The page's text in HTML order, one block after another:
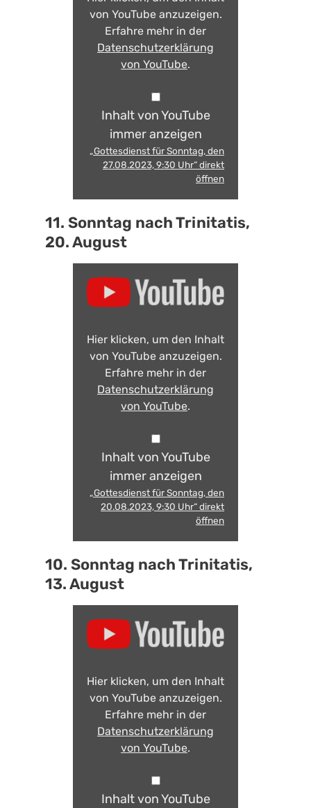
von YouTube anzuzeigen.
Erfahre mehr in der
Datenschutzerklärung
von YouTube.
Inhalt von YouTube
immer anzeigen
„Gottesdienst für Sonntag, den
27.08.2023, 9:30 Uhr“ direkt
öffnen
11. Sonntag nach Trinitatis,
20. August
Hier klicken, um den Inhalt
von YouTube anzuzeigen.
Erfahre mehr in der
Datenschutzerklärung
von YouTube.
Inhalt von YouTube
immer anzeigen
„Gottesdienst für Sonntag, den
20.08.2023, 9:30 Uhr“ direkt
öffnen
10. Sonntag nach Trinitatis,
13. August
Hier klicken, um den Inhalt
von YouTube anzuzeigen.
Erfahre mehr in der
Datenschutzerklärung
von YouTube.
Inhalt von YouTube